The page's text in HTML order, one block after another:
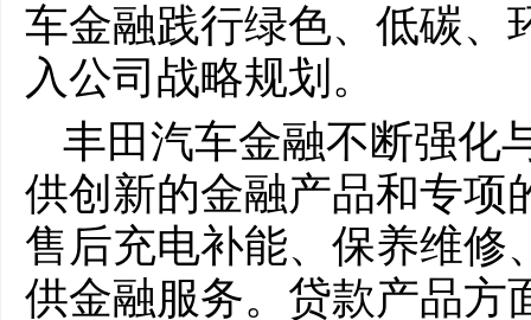
车金融践行绿色、低碳、
入公司战略规划。
丰田汽车金融不断强化
供创新的金融产品和专项
售后充电补能、保养维修
供金融服务。贷款产品方